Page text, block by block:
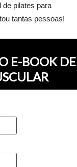
de pilates para
tantas pessoas!
E-BOOK DE